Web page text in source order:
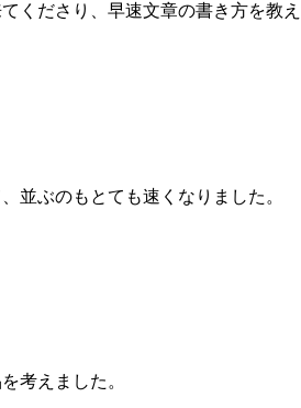
くださり、早速文章の書き方を教
並ぶのもとても速くなりました。
考えました。